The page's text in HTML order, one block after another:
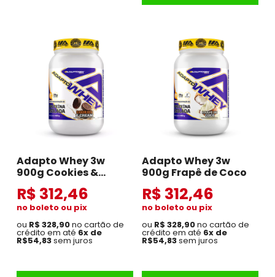
Adapto Whey 3w
900g Cookies &
Cream
R$ 312,46
no boleto ou pix
ou R$ 328,90no cartão de
crédito em até 6x de
R$54,83sem juros
Adapto Whey 3w
900g Frapê de Coco
R$ 312,46
no boleto ou pix
ou R$ 328,90no cartão de
crédito em até 6x de
R$54,83sem juros